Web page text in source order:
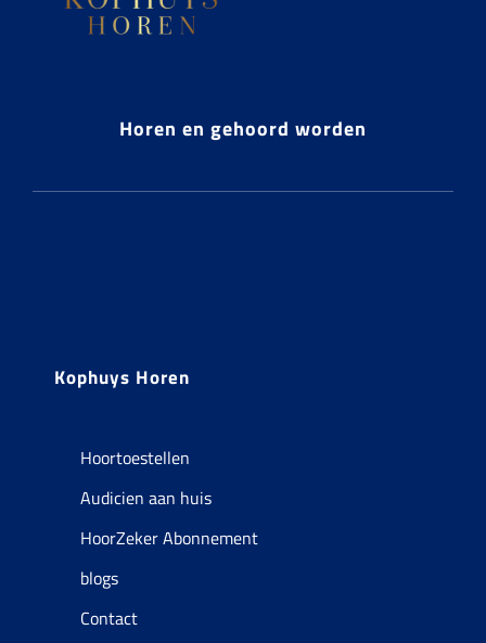
Horen en gehoord worden
Kophuys Horen
Hoortoestellen
Audicien aan huis
HoorZeker Abonnement
blogs
Contact